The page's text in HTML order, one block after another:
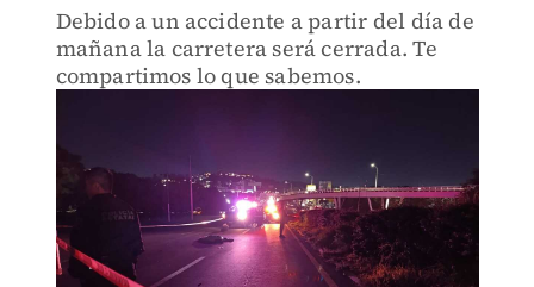
Debido a un accidente a partir del día de
mañana la carretera será cerrada. Te
compartimos lo que sabemos.